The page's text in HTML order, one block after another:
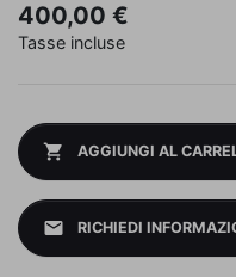
400,00 €
Tasse incluse
shopping_cart AGGIUNGI AL
mail RICHIEDI